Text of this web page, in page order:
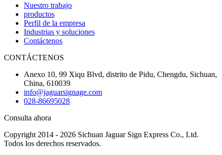
Nuestro trabajo
productos
Perfil de la empresa
Industrias y soluciones
Contáctenos
CONTÁCTENOS
Anexo 10, 99 Xiqu Blvd, distrito de Pidu, Chengdu, Sichuan,
China, 610039
info@jaguarsignage.com
028-86695028
Consulta ahora
Copyright 2014 - 2026 Sichuan Jaguar Sign Express Co., Ltd.
Todos los derechos reservados.